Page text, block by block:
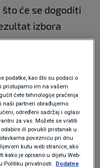
će se dogoditi
izbora
koja nema
da idemo utešku
je to najpošteniji
HDZ dođe na
podatke, kao što su podaci o
pristupamo im na vašem
ćete tehnologije praćenja
naši partneri obrađujemo
određeni sadržaj i oglasi
za vas. Možete se vratiti
ili povukli pristanak u
poveznicu pri dnu
kutu web stranice, ako
kako je opisano u dijelu Web-
Politiku privatnosti. Dodatne